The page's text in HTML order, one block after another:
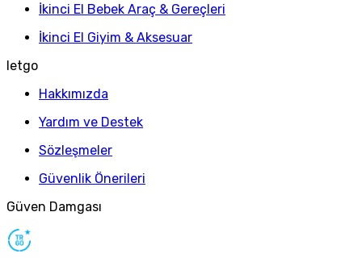
İkinci El Bebek Araç & Gereçleri
İkinci El Giyim & Aksesuar
letgo
Hakkımızda
Yardım ve Destek
Sözleşmeler
Güvenlik Önerileri
Güven Damgası